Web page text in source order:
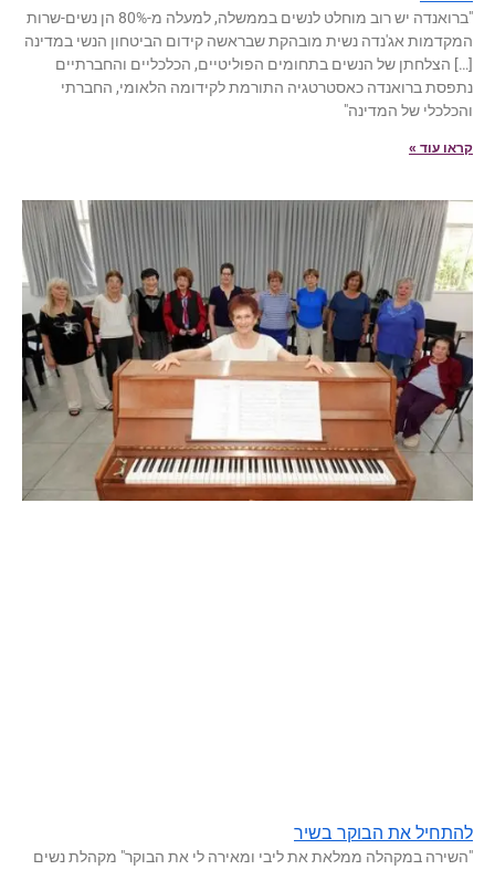
"ברואנדה יש רוב מוחלט לנשים בממשלה, למעלה מ-80% הן נשים-שרות
המקדמות אג'נדה נשית מובהקת שבראשה קידום הביטחון הנשי במדינה
[…] הצלחתן של הנשים בתחומים הפוליטיים, הכלכליים והחברתיים
נתפסת ברואנדה כאסטרטגיה התורמת לקידומה הלאומי, החברתי
והכלכלי של המדינה"
קראו עוד »
להתחיל את הבוקר בשיר
"השירה במקהלה ממלאת את ליבי ומאירה לי את הבוקר" מקהלת נשים